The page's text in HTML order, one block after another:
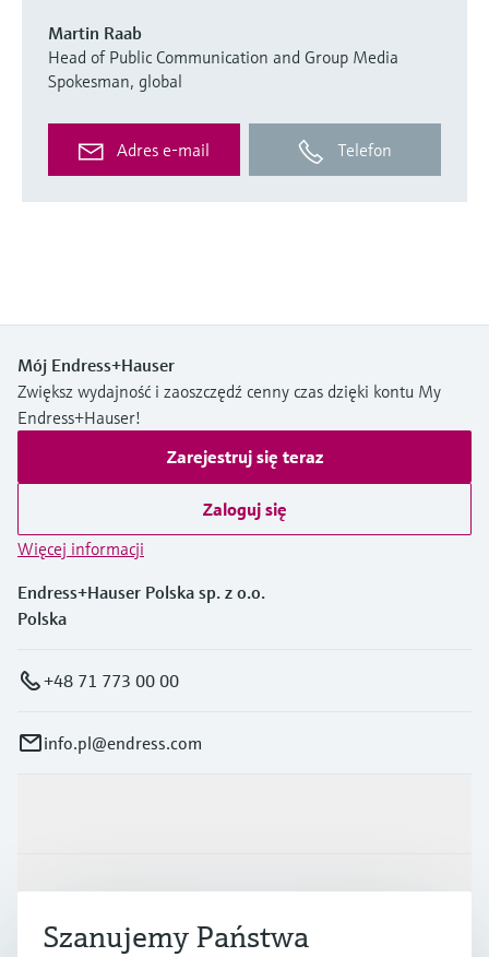
Martin Raab
Head of Public Communication and Group Media
Spokesman, global
Adres e-mail Telefon
Mój Endress+Hauser
Zwiększ wydajność i zaoszczędź cenny czas dzięki kontu My
Endress+Hauser!
Zarejestruj się teraz
Zaloguj się
Więcej informacji
Endress+Hauser Polska sp. z o.o.
Polska
+48 71 773 00 00
info.pl@endress.com
Przemysł
Szanujemy Państwa